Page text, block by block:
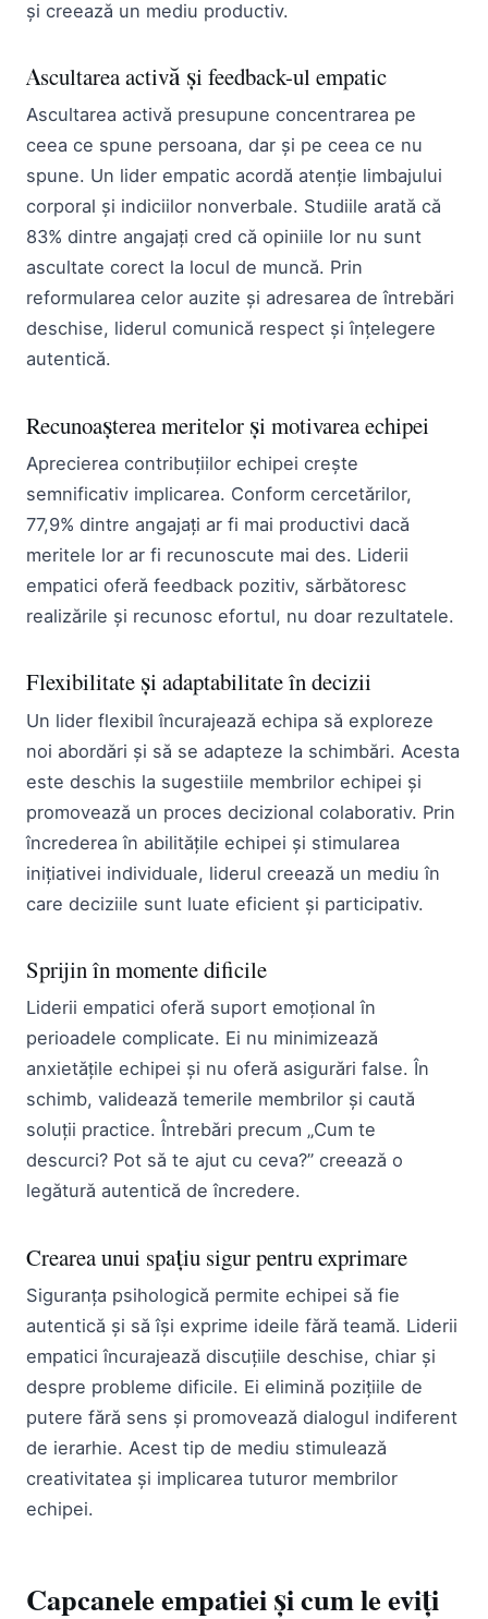
și creează un mediu productiv.
Ascultarea activă și feedback-ul empatic
Ascultarea activă presupune concentrarea pe
ceea ce spune persoana, dar și pe ceea ce nu
spune. Un lider empatic acordă atenție limbajului
corporal și indiciilor nonverbale. Studiile arată că
83% dintre angajați cred că opiniile lor nu sunt
ascultate corect la locul de muncă. Prin
reformularea celor auzite și adresarea de întrebări
deschise, liderul comunică respect și înțelegere
autentică.
Recunoașterea meritelor și motivarea echipei
Aprecierea contribuțiilor echipei crește
semnificativ implicarea. Conform cercetărilor,
77,9% dintre angajați ar fi mai productivi dacă
meritele lor ar fi recunoscute mai des. Liderii
empatici oferă feedback pozitiv, sărbătoresc
realizările și recunosc efortul, nu doar rezultatele.
Flexibilitate și adaptabilitate în decizii
Un lider flexibil încurajează echipa să exploreze
noi abordări și să se adapteze la schimbări. Acesta
este deschis la sugestiile membrilor echipei și
promovează un proces decizional colaborativ. Prin
încrederea în abilitățile echipei și stimularea
inițiativei individuale, liderul creează un mediu în
care deciziile sunt luate eficient și participativ.
Sprijin în momente dificile
Liderii empatici oferă suport emoțional în
perioadele complicate. Ei nu minimizează
anxietățile echipei și nu oferă asigurări false. În
schimb, validează temerile membrilor și caută
soluții practice. Întrebări precum „Cum te
descurci? Pot să te ajut cu ceva?” creează o
legătură autentică de încredere.
Crearea unui spațiu sigur pentru exprimare
Siguranța psihologică permite echipei să fie
autentică și să își exprime ideile fără teamă. Liderii
empatici încurajează discuțiile deschise, chiar și
despre probleme dificile. Ei elimină pozițiile de
putere fără sens și promovează dialogul indiferent
de ierarhie. Acest tip de mediu stimulează
creativitatea și implicarea tuturor membrilor
echipei.
Capcanele empatiei și cum le eviți